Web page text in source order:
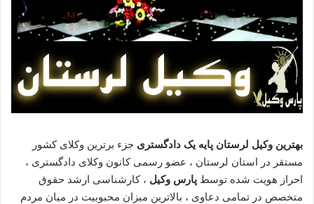
بهترین وکیل لرستان پایه یک دادگستری جزء برترین وکلای کشور
مستقر در استان لرستان ، عضو رسمی کانون وکلای دادگستری ،
احراز هویت شده توسط پارس وکیل ، کارشناسی ارشد حقوق
متخصص در تمامی دعاوی ، بالاترین میزان محبوبیت در میان مردم